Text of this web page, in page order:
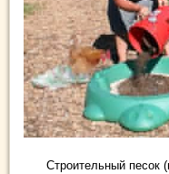
Строительный песок